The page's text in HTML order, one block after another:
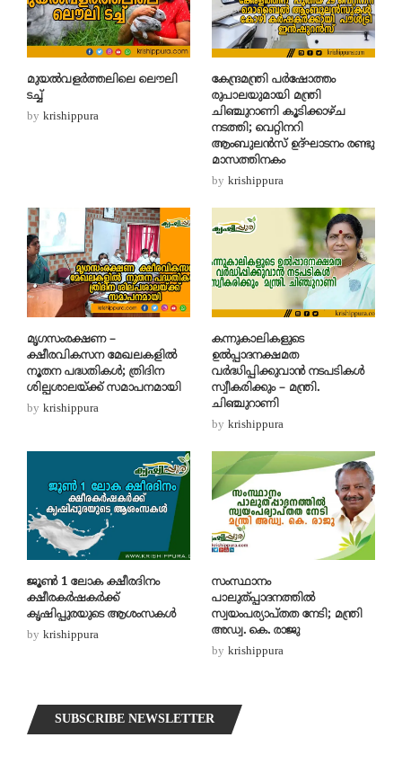
മുയൽവളർത്തലിലെ ലൌലി
ടച്ച്
by krishippura
കേന്ദ്രമന്ത്രി പർഷോത്തം
രുപാലയുമായി മന്ത്രി
ചിഞ്ചുറാണി കൂടിക്കാഴ്ച
നടത്തി; വെറ്റിനറി
ആംബുലൻസ്‌ ഉദ്‌ഘാടനം രണ്ടു
മാസത്തിനകം
by krishippura
മൃഗസംരക്ഷണ –
ക്ഷീരവികസന മേഖലകളിൽ
നൂതന പദ്ധതികൾ; ത്രിദിന
ശില്പശാലയ്ക്ക് സമാപനമായി
by krishippura
കന്നുകാലികളുടെ
ഉല്‍പ്പാദനക്ഷമത
വര്‍ദ്ധിപ്പിക്കുവാന്‍ നടപടികള്‍
സ്വീകരിക്കും – മന്ത്രി.
ചിഞ്ചുറാണി
by krishippura
ജൂൺ 1 ലോക ക്ഷീരദിനം
ക്ഷീരകർഷകർക്ക്
കൃഷിപ്പുരയുടെ ആശംസകൾ
by krishippura
സംസ്ഥാനം
പാലുത്പ്പാദനത്തില്‍
സ്വയംപര്യാപ്തത നേടി; മന്ത്രി
അഡ്വ. കെ. രാജു
by krishippura
SUBSCRIBE NEWSLETTER